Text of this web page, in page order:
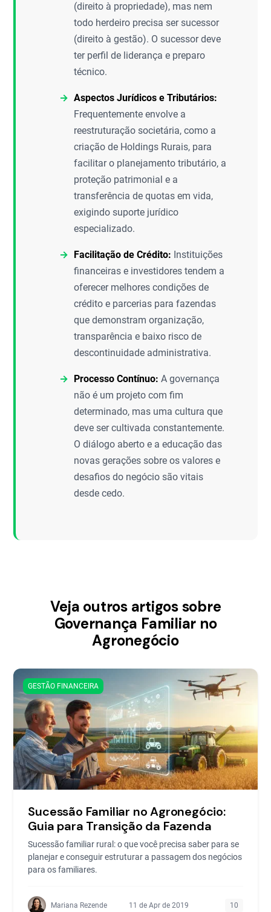
(direito à propriedade), mas nem
todo herdeiro precisa ser sucessor
(direito à gestão). O sucessor deve
ter perfil de liderança e preparo
técnico.
Aspectos Jurídicos e Tributários:
Frequentemente envolve a
reestruturação societária, como a
criação de Holdings Rurais, para
facilitar o planejamento tributário, a
proteção patrimonial e a
transferência de quotas em vida,
exigindo suporte jurídico
especializado.
Facilitação de Crédito: Instituições
financeiras e investidores tendem a
oferecer melhores condições de
crédito e parcerias para fazendas
que demonstram organização,
transparência e baixo risco de
descontinuidade administrativa.
Processo Contínuo: A governança
não é um projeto com fim
determinado, mas uma cultura que
deve ser cultivada constantemente.
O diálogo aberto e a educação das
novas gerações sobre os valores e
desafios do negócio são vitais
desde cedo.
Veja outros artigos sobre
Governança Familiar no
Agronegócio
GESTÃO FINANCEIRA
Sucessão Familiar no Agronegócio:
Guia para Transição da Fazenda
Sucessão familiar rural: o que você precisa saber para se
planejar e conseguir estruturar a passagem dos negócios
para os familiares.
Mariana Rezende 11 de Apr de 2019 10